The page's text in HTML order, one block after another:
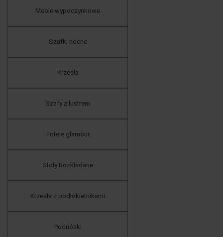
Meble wypoczynkowe
Szafki nocne
Krzesła
Szafy z lustrem
Fotele glamour
Stoły Rozkładane
Krzesła z podłokietnikami
Podnóżki